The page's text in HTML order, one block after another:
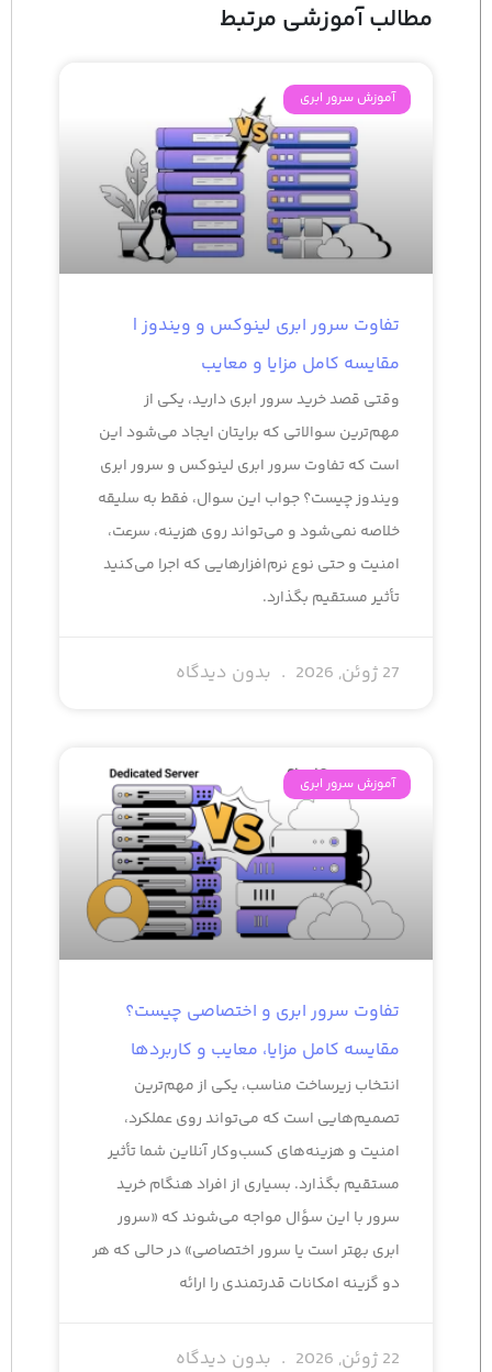
مطالب آموزشی مرتبط
آموزش سرور ابری
تفاوت سرور ابری لینوکس و ویندوز |
مقایسه کامل مزایا و معایب
وقتی قصد خرید سرور ابری دارید، یکی از
مهم‌ترین سوالاتی که برایتان ایجاد می‌شود این
است که تفاوت سرور ابری لینوکس و سرور ابری
ویندوز چیست؟ جواب این سوال، فقط به سلیقه
خلاصه نمی‌شود و می‌تواند روی هزینه، سرعت،
امنیت و حتی نوع نرم‌افزارهایی که اجرا می‌کنید
تأثیر مستقیم بگذارد.
27 ژوئن, 2026 بدون دیدگاه
آموزش سرور ابری
تفاوت سرور ابری و اختصاصی چیست؟
مقایسه کامل مزایا، معایب و کاربردها
انتخاب زیرساخت مناسب، یکی از مهم‌ترین
تصمیم‌هایی است که می‌تواند روی عملکرد،
امنیت و هزینه‌های کسب‌وکار آنلاین شما تأثیر
مستقیم بگذارد. بسیاری از افراد هنگام خرید
سرور با این سؤال مواجه می‌شوند که «سرور
ابری بهتر است یا سرور اختصاصی» در حالی که هر
دو گزینه امکانات قدرتمندی را ارائه
22 ژوئن, 2026 بدون دیدگاه